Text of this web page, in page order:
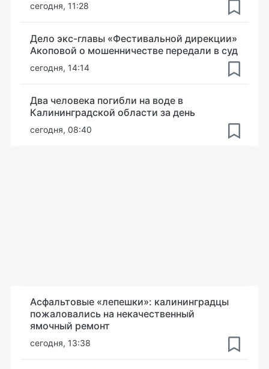
сегодня, 11:28
Дело экс-главы «Фестивальной дирекции»
Акоповой о мошенничестве передали в суд
сегодня, 14:14
Два человека погибли на воде в
Калининградской области за день
сегодня, 08:40
Асфальтовые «лепешки»: калининградцы
пожаловались на некачественный
ямочный ремонт
сегодня, 13:38